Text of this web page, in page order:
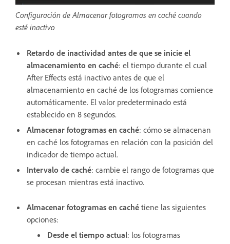
Configuración de Almacenar fotogramas en caché cuando
esté inactivo
Retardo de inactividad antes de que se inicie el
almacenamiento en caché: el tiempo durante el cual
After Effects está inactivo antes de que el
almacenamiento en caché de los fotogramas comience
automáticamente. El valor predeterminado está
establecido en 8 segundos.
Almacenar fotogramas en caché: cómo se almacenan
en caché los fotogramas en relación con la posición del
indicador de tiempo actual.
Intervalo de caché: cambie el rango de fotogramas que
se procesan mientras está inactivo.
Almacenar fotogramas en caché tiene las siguientes
opciones:
Desde el tiempo actual: los fotogramas